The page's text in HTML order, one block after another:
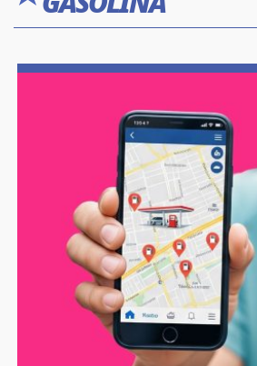
contenido
ACTUALIDAD
CURIOSIDADES